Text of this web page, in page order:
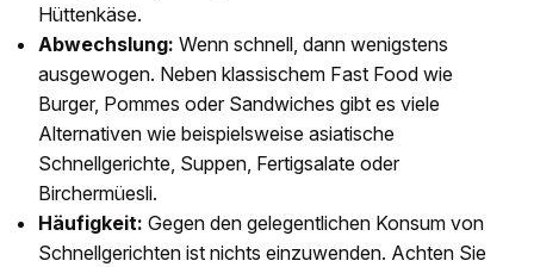
Hüttenkäse.
Abwechslung: Wenn schnell, dann wenigstens
ausgewogen. Neben klassischem Fast Food wie
Burger, Pommes oder Sandwiches gibt es viele
Alternativen wie beispielsweise asiatische
Schnellgerichte, Suppen, Fertigsalate oder
Birchermüesli.
Häufigkeit: Gegen den gelegentlichen Konsum von
Schnellgerichten ist nichts einzuwenden. Achten Sie